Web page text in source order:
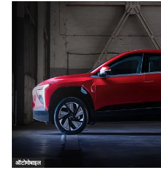
ऑटोमोबाइल